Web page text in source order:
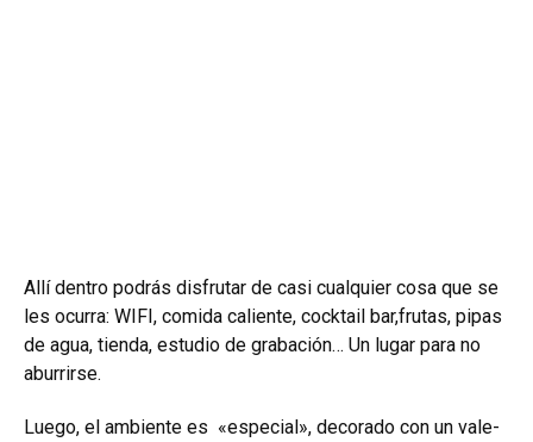
Allí dentro podrás disfrutar de casi cualquier cosa que se
les ocurra: WIFI, comida caliente, cocktail bar,frutas, pipas
de agua, tienda, estudio de grabación… Un lugar para no
aburrirse.
Luego, el ambiente es «especial», decorado con un vale-